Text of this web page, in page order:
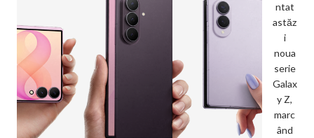
ntat
astăz
i
noua
serie
Galax
y Z,
marc
ând